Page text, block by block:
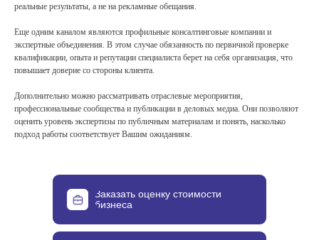
реальные результаты, а не на рекламные обещания.
Еще одним каналом являются профильные консалтинговые компании и
экспертные объединения. В этом случае обязанность по первичной проверке
квалификации, опыта и репутации специалиста берет на себя организация, что
повышает доверие со стороны клиента.
Дополнительно можно рассматривать отраслевые мероприятия,
профессиональные сообщества и публикации в деловых медиа. Они позволяют
оценить уровень экспертизы по публичным материалам и понять, насколько
подход работы соответствует Вашим ожиданиям.
Заказать оценку стоимости
бизнеса